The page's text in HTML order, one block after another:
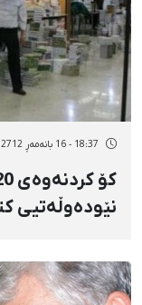
18:37 - 16 بانەمەڕ 2712
نێودەوڵەتیی